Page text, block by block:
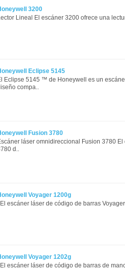
3200
Lineal El escáner 3200 ofrece una
Eclipse 5145
Eclipse 5145 ™ de Honeywell es un
compa..
Fusion 3780
láser omnidireccional Fusion 3780
d..
Voyager 1200g
El escáner láser de código de barras
Voyager 1202g
El escáner láser de código de barras de